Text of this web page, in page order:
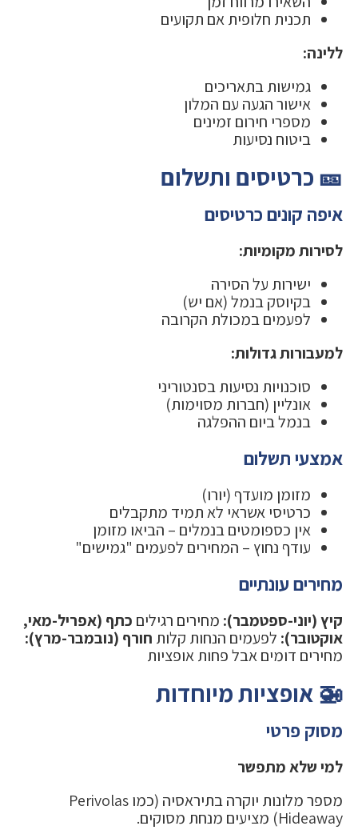
תכנית חלופית אם תקועים
ללינה:
גמישות בתאריכים
אישור הגעה עם המלון
מספרי חירום זמינים
ביטוח נסיעות
🎫 כרטיסים ותשלום
איפה קונים כרטיסים
לסירות מקומיות:
ישירות על הסירה
בקיוסק בנמל (אם יש)
לפעמים במכולת הקרובה
למעבורות גדולות:
סוכנויות נסיעות בסנטוריני
אונליין (חברות מסוימות)
בנמל ביום ההפלגה
אמצעי תשלום
מזומן מועדף (יורו)
כרטיסי אשראי לא תמיד מתקבלים
אין כספומטים בנמלים – הביאו מזומן
עודף נחוץ – המחירים לפעמים "גמישים"
מחירים עונתיים
קיץ (יוני-ספטמבר): מחירים רגילים כתף (אפריל-מאי,
אוקטובר): לפעמים הנחות קלות חורף (נובמבר-מרץ):
מחירים דומים אבל פחות אופציות
🚁 אופציות מיוחדות
מסוק פרטי
למי שלא מתפשר
מספר מלונות יוקרה בתיראסיה (כמו Perivolas
Hideaway) מציעים מנחת מסוקים.